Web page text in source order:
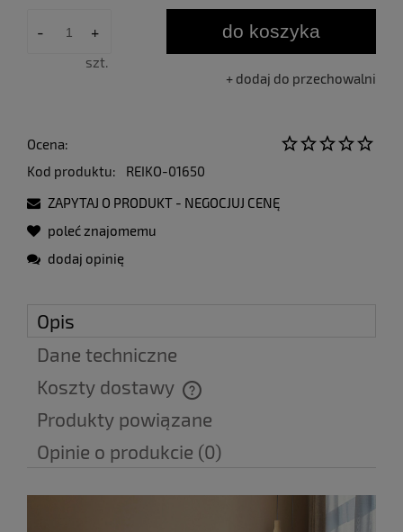
- +
szt.
do koszyka
dodaj do przechowalni
Ocena:
Kod produktu:
REIKO-01650
ZAPYTAJ O PRODUKT - NEGOCJUJ CENĘ
poleć znajomemu
dodaj opinię
Opis
Dane techniczne
Koszty dostawy
Cena nie zawiera ewentualnych kosztów płatności
Produkty powiązane
Opinie o produkcie (0)